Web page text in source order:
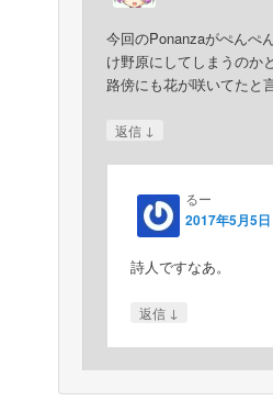
今回のPonanzaがぺんぺ
け野原にしてしまうのか
路傍にも花が咲いてたと言
返信 ↓
るー
2017年5月5
詩人ですなあ。
返信 ↓